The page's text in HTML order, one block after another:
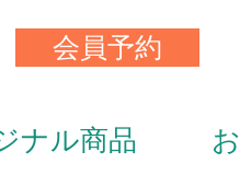
会員予約
ナル商品